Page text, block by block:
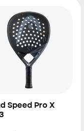
Speed Pro X